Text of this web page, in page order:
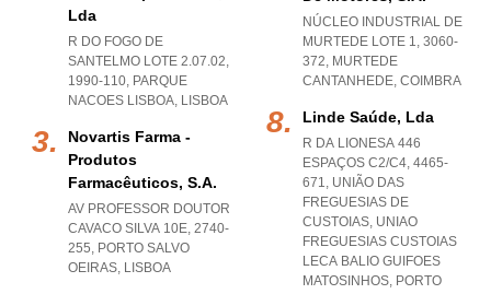
Lda
R DO FOGO DE
SANTELMO LOTE 2.07.02,
1990-110, PARQUE
NACOES LISBOA, LISBOA
Novartis Farma -
Produtos
Farmacêuticos, S.a.
AV PROFESSOR DOUTOR
CAVACO SILVA 10E, 2740-
255, PORTO SALVO
OEIRAS, LISBOA
NÚCLEO INDUSTRIAL DE
MURTEDE LOTE 1, 3060-
372, MURTEDE
CANTANHEDE, COIMBRA
Linde Saúde, Lda
R DA LIONESA 446
ESPAÇOS C2/C4, 4465-
671, UNIÃO DAS
FREGUESIAS DE
CUSTOIAS, UNIAO
FREGUESIAS CUSTOIAS
LECA BALIO GUIFOES
MATOSINHOS, PORTO